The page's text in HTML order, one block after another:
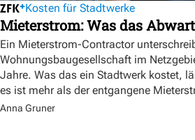
Kosten für Stadtwerke
Mieterstrom: Was das
Ein Mieterstrom-Contractor
Wohnungsbaugesellschaft im
Jahre. Was das ein Stadtwerk kostet,
es ist mehr als der entgangene
Anna Gruner